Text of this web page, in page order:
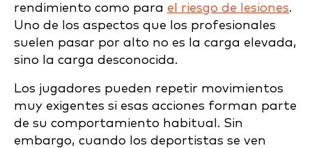
rendimiento como para el riesgo de lesiones.
Uno de los aspectos que los profesionales
suelen pasar por alto no es la carga elevada,
sino la carga desconocida.
Los jugadores pueden repetir movimientos
muy exigentes si esas acciones forman parte
de su comportamiento habitual. Sin
embargo, cuando los deportistas se ven